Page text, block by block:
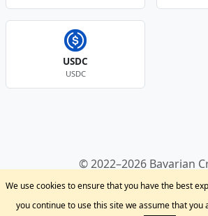
USDC
USDC
© 2022–2026 Bavarian
Kryptowährungen
Privacy
Krypto Blog
We use cookies to ensure that you have the best
you continue to use this site we assume that you